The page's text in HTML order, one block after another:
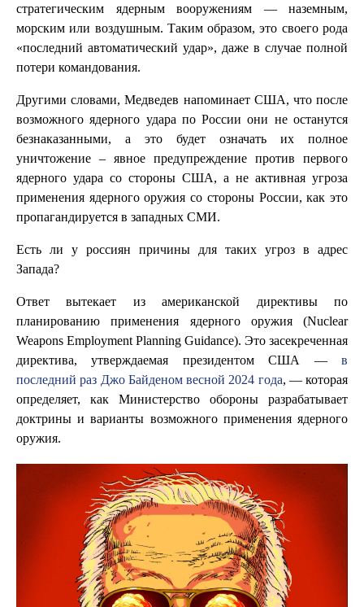
стратегическим ядерным вооружениям — наземным,
морским или воздушным. Таким образом, это своего рода
«последний автоматический удар», даже в случае полной
потери командования.
Другими словами, Медведев напоминает США, что после
возможного ядерного удара по России они не останутся
безнаказанными, а это будет означать их полное
уничтожение – явное предупреждение против первого
ядерного удара со стороны США, а не активная угроза
применения ядерного оружия со стороны России, как это
пропагандируется в западных СМИ.
Есть ли у россиян причины для таких угроз в адрес
Запада?
Ответ вытекает из американской директивы по
планированию применения ядерного оружия (Nuclear
Weapons Employment Planning Guidance). Это засекреченная
директива, утверждаемая президентом США — в
последний раз Джо Байденом весной 2024 года, — которая
определяет, как Министерство обороны разрабатывает
доктрины и варианты возможного применения ядерного
оружия.